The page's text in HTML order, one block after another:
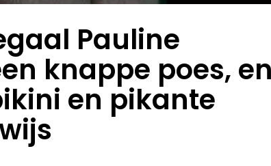
Pauline
knappe poes, en
en pikante